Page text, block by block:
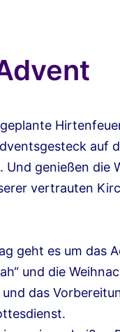
auf
Und genießen die
vertrauten
geht es um das
und die
das